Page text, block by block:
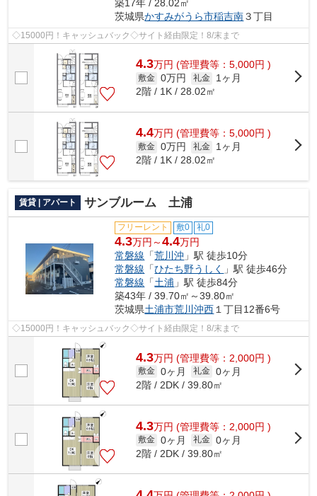
築17年 / 28.02㎡
茨城県かすみがうら市稲吉南３丁目
◇15000円！キャッシュバック◇サイト経由限定！8/末まで
4.3万円 (管理費等：5,000円 )
敷金 0万円 礼金
1ヶ月
2階 / 1K / 28.02㎡
4.4万円 (管理費等：5,000円 )
敷金 0万円 礼金
1ヶ月
2階 / 1K / 28.02㎡
賃貸 | アパート サンブルーム 土浦
フリーレント 敷0 礼0
4.3万円～4.4万円
常磐線 「荒川沖 」駅 徒歩10分
常磐線 「ひたち野うしく
」駅 徒歩46分
常磐線 「土浦 」駅 徒歩84分
築43年 / 39.70㎡～39.80㎡
茨城県土浦市荒川沖西１丁目12番6号
◇15000円！キャッシュバック◇サイト経由限定！8/末まで
4.3万円 (管理費等：2,000円 )
敷金 0ヶ月 礼金 0ヶ月
2階 / 2DK / 39.80㎡
4.3万円 (管理費等：2,000円 )
敷金 0ヶ月 礼金 0ヶ月
2階 / 2DK / 39.80㎡